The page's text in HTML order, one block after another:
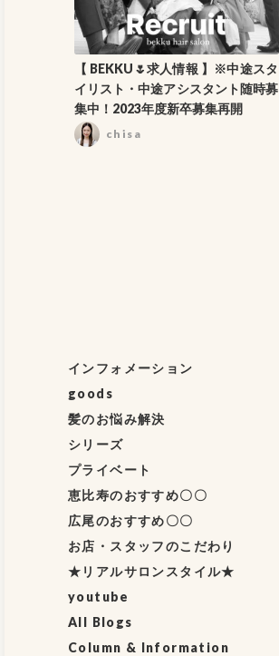
【 BEKKU🌷求人情報 】※中途スタ
イリスト・中途アシスタント随時募
集中！2023年度新卒募集再開
chisa
インフォメーション
goods
髪のお悩み解決
シリーズ
プライベート
恵比寿のおすすめ〇〇
広尾のおすすめ〇〇
お店・スタッフのこだわり
★リアルサロンスタイル★
youtube
All Blogs
Column & Information